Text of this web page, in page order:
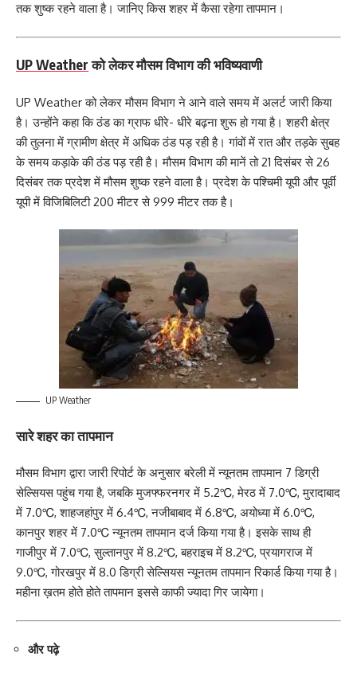
तक शुष्क रहने वाला है। जानिए किस शहर में कैसा रहेगा तापमान।
UP Weatherको लेकर मौसम विभाग की भविष्यवाणी
UP Weather को लेकर मौसम विभाग ने आने वाले समय में अलर्ट जारी किया
है। उन्होंने कहा कि ठंड का ग्राफ धीरे- धीरे बढ़ना शुरू हो गया है। शहरी क्षेत्र
की तुलना में ग्रामीण क्षेत्र में अधिक ठंड पड़ रही है। गांवों में रात और तड़के सुबह
के समय कड़ाके की ठंड पड़ रही है। मौसम विभाग की मानें तो 21 दिसंबर से 26
दिसंबर तक प्रदेश में मौसम शुष्क रहने वाला है। प्रदेश के पश्चिमी यूपी और पूर्वी
यूपी में व‍िजिबिलिटी 200 मीटर से 999 मीटर तक है।
UP Weather
सारे शहर का तापमान
मौसम विभाग द्वारा जारी रिपोर्ट के अनुसार बरेली में न्यूनतम तापमान 7 डिग्री
सेल्सियस पहुंच गया है, जबकि मुजफ्फरनगर में 5.2℃, मेरठ में 7.0℃, मुरादाबाद
में 7.0℃, शाहजहांपुर में 6.4℃, नजीबाबाद में 6.8℃, अयोध्या में 6.0℃,
कानपुर शहर में 7.0℃ न्यूनतम तापमान दर्ज किया गया है। इसके साथ ही
गाजीपुर में 7.0℃, सुल्तानपुर में 8.2℃, बहराइच में 8.2℃, प्रयागराज में
9.0℃, गोरखपुर में 8.0 डिग्री सेल्सियस न्यूनतम तापमान रिकार्ड किया गया है।
महीना ख़तम होते होते तापमान इससे काफी ज्यादा गिर जायेगा।
और पढ़े